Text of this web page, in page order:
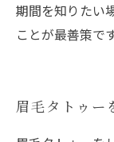
期間を知りたい
ことが最善策です
眉毛タトゥー